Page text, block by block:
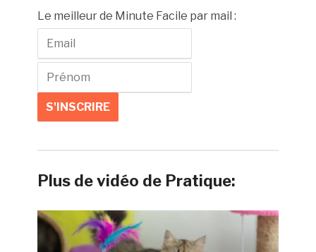
Le meilleur de Minute Facile par mail :
Plus de vidéo de Pratique: